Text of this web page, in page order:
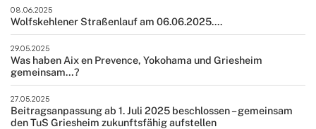
08.06.2025
Wolfskehlener Straßenlauf am 06.06.2025....
29.05.2025
Was haben Aix en Prevence, Yokohama und Griesheim
gemeinsam…?
27.05.2025
Beitragsanpassung ab 1. Juli 2025 beschlossen – gemeinsam
den TuS Griesheim zukunftsfähig aufstellen